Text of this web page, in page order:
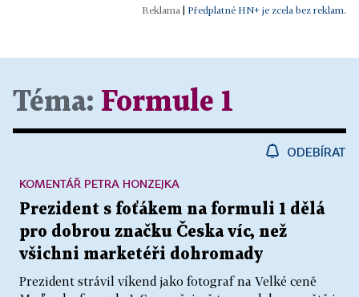
Předplatné HN+ je zcela bez reklam.
Téma: Formule 1
ODEBÍRAT
Prezident s foťákem na formuli 1 dělá
pro dobrou značku Česka víc, než
všichni marketéři dohromady
Prezident strávil víkend jako fotograf na Velké ceně
KOMENTÁŘ PETRA HONZEJKA